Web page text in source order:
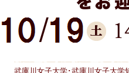
武庫川女子大学･武庫川女子大学